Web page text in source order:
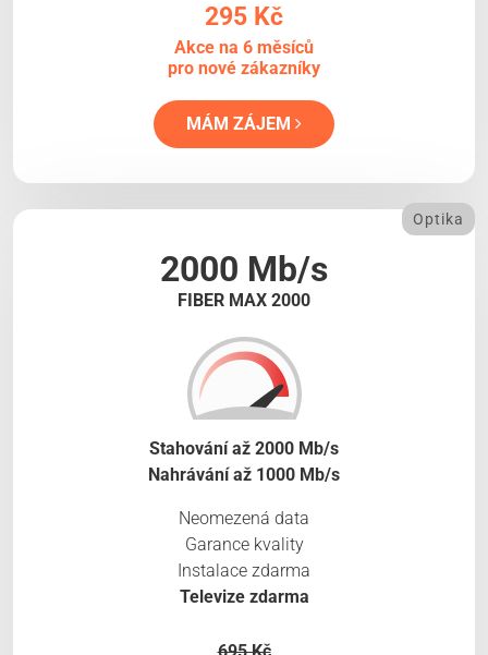
295 Kč
Akce na 6 měsíců
pro nové zákazníky
MÁM ZÁJEM
2000 Mb/s
FIBER MAX 2000
Optika
Stahování až 2000 Mb/s
Nahrávání až 1000 Mb/s
Neomezená data
Garance kvality
Instalace zdarma
Televize zdarma